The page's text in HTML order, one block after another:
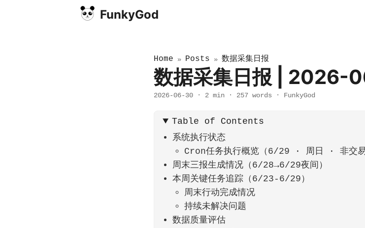
FunkyGod
Home » Posts » 数据采集日报
数据采集日报 | 2026-
2026-06-30 · 2 min · 257 words · FunkyGod
Table of Contents
系统执行状态
Cron任务执行概览（6/29 · 周日 · 非交易
周末三报生成情况（6/28→6/29夜间）
本周关键任务追踪（6/23-6/29）
周末行动完成情况
持续未解决问题
数据质量评估